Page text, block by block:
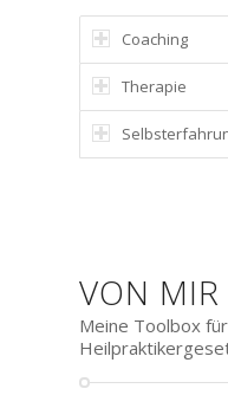
Coaching
Therapie
VON MIR
Meine Toolbox